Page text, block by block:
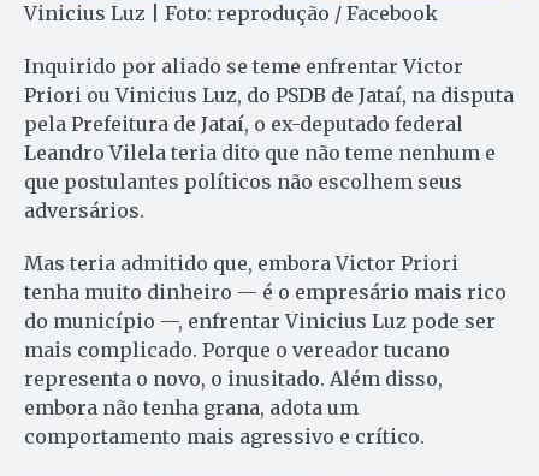
Vinicius Luz | Foto: reprodução / Facebook
Inquirido por aliado se teme enfrentar Victor
Priori ou Vinicius Luz, do PSDB de Jataí, na disputa
pela Prefeitura de Jataí, o ex-deputado federal
Leandro Vilela teria dito que não teme nenhum e
que postulantes políticos não escolhem seus
adversários.
Mas teria admitido que, embora Victor Priori
tenha muito dinheiro — é o empresário mais rico
do município —, enfrentar Vinicius Luz pode ser
mais complicado. Porque o vereador tucano
representa o novo, o inusitado. Além disso,
embora não tenha grana, adota um
comportamento mais agressivo e crítico.